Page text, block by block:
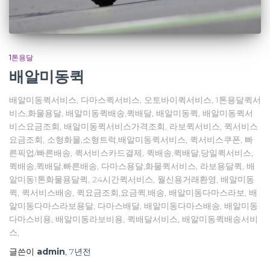
1톤용달
배알미동퀵
배알미동퀵서비스, 다마스퀵서비스, 오토바이퀵서비스, 1톤용달퀵서
비스,화물용달, 배알미동퀵배송,퀵배달, 배알미동퀵, 배알미동퀵서
비스요금조회, 배알미동퀵서비스가격조회, 라보퀵서비스, 퀵서비스
요금조회, 소형화물,소형트럭,배알미동퀵서비스, 퀵서비스쿠폰, 빠
른픽업/빠른배송, 퀵서비스카드결제, 퀵배송,퀵배달,당일퀵서비스,
퀵배송,퀵배달,빠른배송, 다마스용달,화물퀵서비스, 라보용달퀵, 배
알미동1톤화물용달퀵, 24시간퀵서비스, 월신용거래환영, 배알미동
퀵, 퀵서비스배송, 퀵요금조회,요금퀵,배송, 배알미동다마스라보, 배
알미동다마스라보용달, 다마스배달, 배알미동다마스배송, 배알미동
다마스비용, 배알미동라보비용, 퀵배달서비스, 배알미동퀵배송서비
스,
글쓴이 admin, 7년전